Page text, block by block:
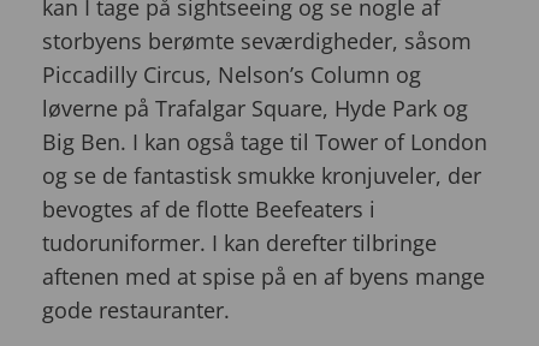
kan I tage på sightseeing og se nogle af
storbyens berømte seværdigheder, såsom
Piccadilly Circus, Nelson’s Column og
løverne på Trafalgar Square, Hyde Park og
Big Ben. I kan også tage til Tower of London
og se de fantastisk smukke kronjuveler, der
bevogtes af de flotte Beefeaters i
tudoruniformer. I kan derefter tilbringe
aftenen med at spise på en af byens mange
gode restauranter.